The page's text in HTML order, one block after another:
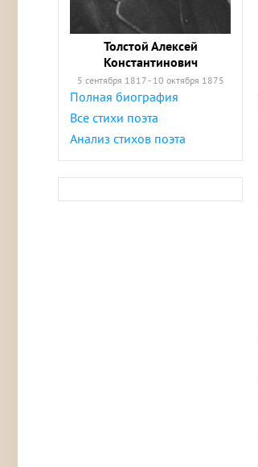
Толстой Алексей
Константинович
5 сентября 1817 - 10 октября 1875
Полная биография
Все стихи поэта
Анализ стихов поэта